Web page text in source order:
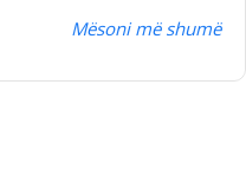
Mësoni më shumë